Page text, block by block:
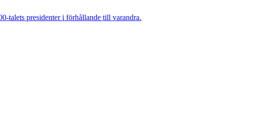
talets presidenter i förhållande till varandra.